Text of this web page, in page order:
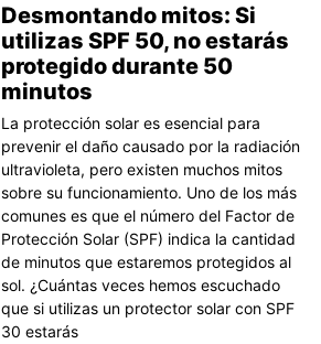
Desmontando mitos: Si
utilizas SPF 50, no estarás
protegido durante 50
minutos
La protección solar es esencial para
prevenir el daño causado por la radiación
ultravioleta, pero existen muchos mitos
sobre su funcionamiento. Uno de los más
comunes es que el número del Factor de
Protección Solar (SPF) indica la cantidad
de minutos que estaremos protegidos al
sol. ¿Cuántas veces hemos escuchado
que si utilizas un protector solar con SPF
30 estarás